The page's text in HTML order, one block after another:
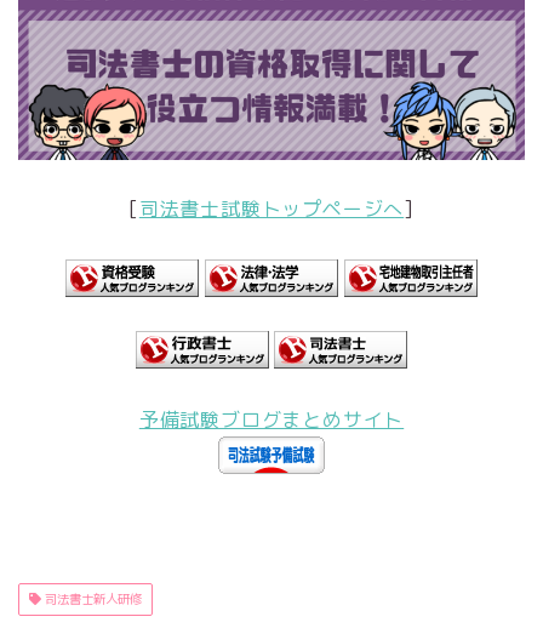
[司法書士試験トップページへ]
予備試験ブログまとめサイト
司法書士新人研修